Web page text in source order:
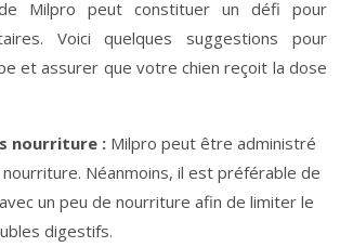
de Milpro peut constituer un défi pour
Voici quelques suggestions pour
et assurer que votre chien reçoit la dose
nourriture : Milpro peut être administré
nourriture. Néanmoins, il est préférable de
un peu de nourriture afin de limiter le
digestifs.